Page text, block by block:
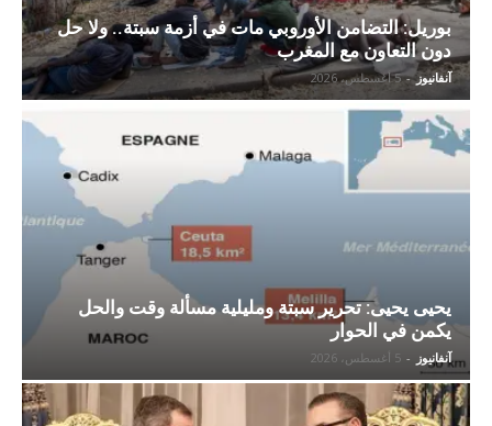
بوريل: التضامن الأوروبي مات في أزمة سبتة.. ولا حل
دون التعاون مع المغرب
آنفانيوز - 5 أغسطس، 2026
يحيى يحيى: تحرير سبتة ومليلية مسألة وقت والحل
يكمن في الحوار
آنفانيوز - 5 أغسطس، 2026